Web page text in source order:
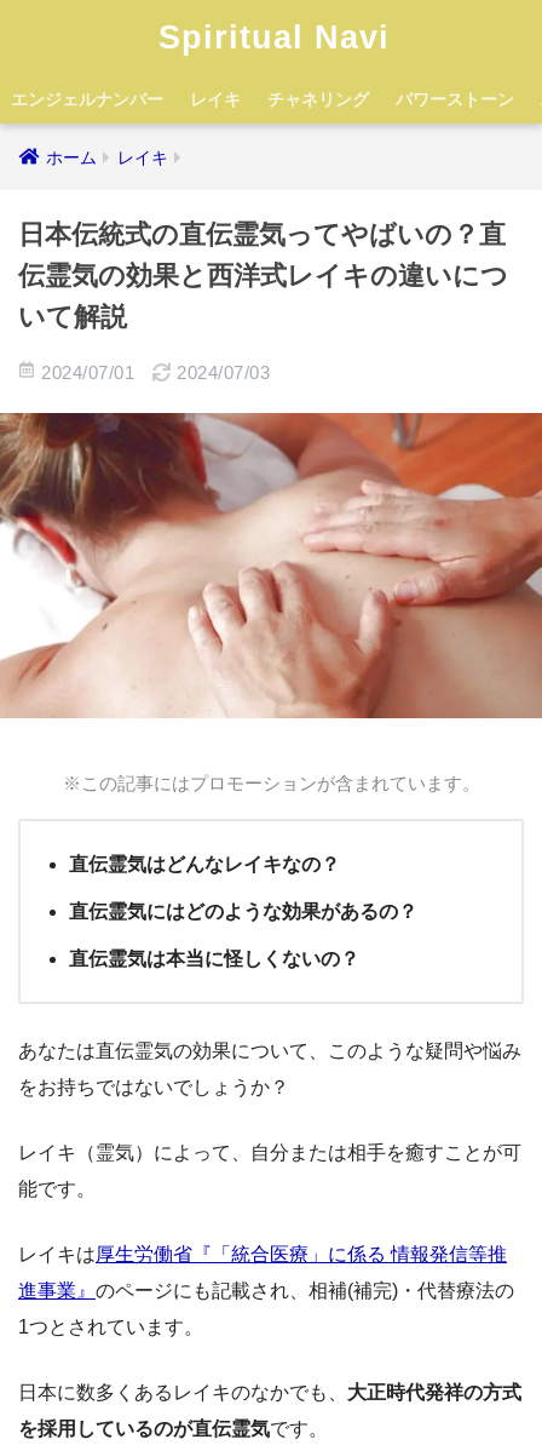
Spiritual Navi
エンジェルナンバー レイキ チャネリング パワーストーン
ホーム レイキ
日本伝統式の直伝霊気ってやばいの？直
伝霊気の効果と西洋式レイキの違いにつ
いて解説
2024/07/01 2024/07/03
※この記事にはプロモーションが含まれています。
直伝霊気はどんなレイキなの？
直伝霊気にはどのような効果があるの？
直伝霊気は本当に怪しくないの？
あなたは直伝霊気の効果について、このような疑問や悩み
をお持ちではないでしょうか？
レイキ（霊気）によって、自分または相手を癒すことが可
能です。
レイキは厚生労働省『「統合医療」に係る 情報発信等推
進事業』 のページにも記載され、相補(補完)・代替療法の
1つとされています。
日本に数多くあるレイキのなかでも、 大正時代発祥の方式
を採用しているのが直伝霊気です。